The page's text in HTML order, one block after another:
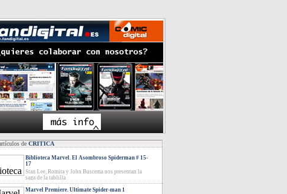
deCRITICA
Biblioteca Marvel. El Asombroso Spiderman # 15-
17
Stan Lee, Romita y John Buscema nos presentan la
saga de la tablilla
Marvel Premiere. Ultimate Spider-man 1